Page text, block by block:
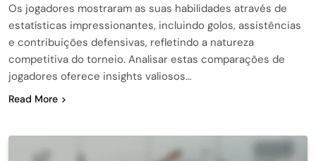
Os jogadores mostraram as suas habilidades através de
estatísticas impressionantes, incluindo golos, assistências
e contribuições defensivas, refletindo a natureza
competitiva do torneio. Analisar estas comparações de
jogadores oferece insights valiosos…
Read More